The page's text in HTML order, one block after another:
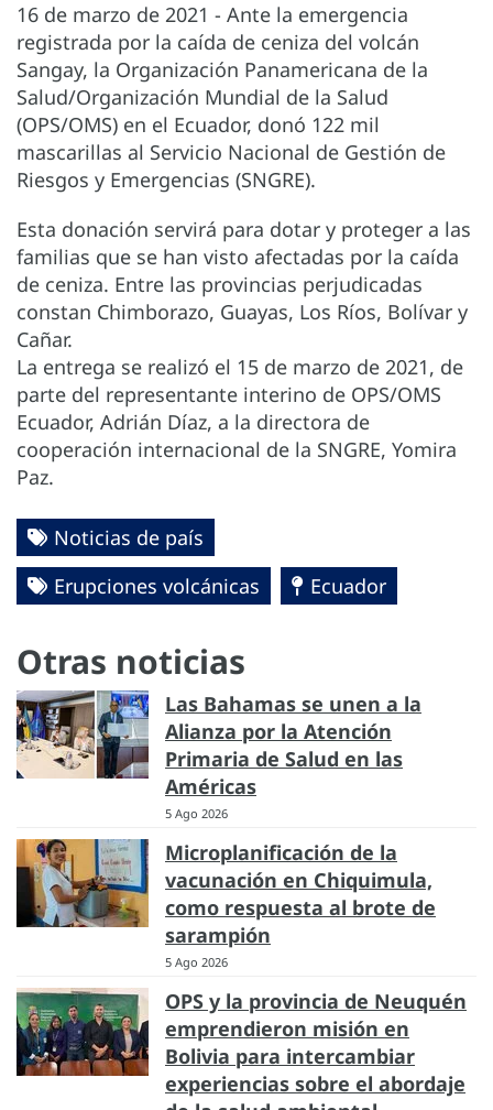
16 de marzo de 2021 - Ante la emergencia
registrada por la caída de ceniza del volcán
Sangay, la Organización Panamericana de la
Salud/Organización Mundial de la Salud
(OPS/OMS) en el Ecuador, donó 122 mil
mascarillas al Servicio Nacional de Gestión de
Riesgos y Emergencias (SNGRE).
Esta donación servirá para dotar y proteger a las
familias que se han visto afectadas por la caída
de ceniza. Entre las provincias perjudicadas
constan Chimborazo, Guayas, Los Ríos, Bolívar y
Cañar.
La entrega se realizó el 15 de marzo de 2021, de
parte del representante interino de OPS/OMS
Ecuador, Adrián Díaz, a la directora de
cooperación internacional de la SNGRE, Yomira
Paz.
Noticias de país
Erupciones volcánicas
Ecuador
Otras noticias
Las Bahamas se unen a la
Alianza por la Atención
Primaria de Salud en las
Américas
5 Ago 2026
Microplanificación de la
vacunación en Chiquimula,
como respuesta al brote de
sarampión
5 Ago 2026
OPS y la provincia de Neuquén
emprendieron misión en
Bolivia para intercambiar
experiencias sobre el abordaje